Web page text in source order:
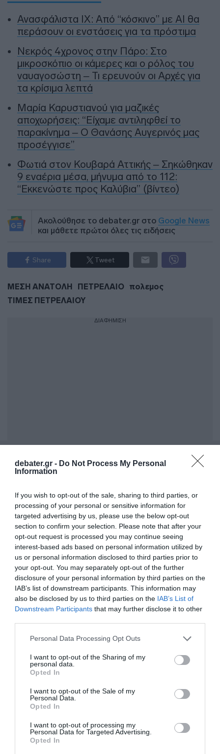
debater.gr - Do Not Process My Personal
Information
If you wish to opt-out of the sale, sharing to third parties, or
processing of your personal or sensitive information for
targeted advertising by us, please use the below opt-out
section to confirm your selection. Please note that after your
opt-out request is processed you may continue seeing
interest-based ads based on personal information utilized by
us or personal information disclosed to third parties prior to
your opt-out. You may separately opt-out of the further
disclosure of your personal information by third parties on the
IAB’s list of downstream participants. This information may
also be disclosed by us to third parties on the IAB’s List of
Downstream Participants that may further disclose it to other
Please note that this website/app uses one or more Google
not limited to your visit or usage behaviour. You may click to
grant or deny consent to Google and its third-party tags to
use your data for below specified purposes in below Google
consent section.
Personal Data Processing Opt Outs
I want to opt-out of the Sharing of my
personal data.
Opted In
I want to opt-out of the Sale of my
Personal Data.
Opted In
I want to opt-out of processing my
Personal Data for Targeted Advertising.
Opted In
Ανασφάλιστα ΙΧ: Από “κόσκινο” με AI θα
περάσουν οι ενστάσεις για τα πρόστιμα
Νεκρός 4χρονος στην Πάρο: Στο
μικροσκόπιο οι κάμερες και ο ρόλος του
ναυαγοσώστη – Τι ερευνούν οι Αρχές για
τα κρίσιμα λεπτά
Μαρία Καρυστιανού για μαζικές
αποχωρήσεις: “Είχαμε αντιληφθεί το
παρακίνημα – Ο Θανάσης Αυγερινός μας
προσέγγισε”
Φωτιά στον Κουβαρά Αττικής – Σηκώθηκαν
9 εναέρια μέσα, μήνυμα από το 112:
“Εκκενώστε προς Καλύβια” (βίντεο)
Ακολούθησε το debater.gr στο Google News
και μάθετε πρώτοι όλες τις ειδήσεις
Share Tweet
ΜΕΣΗ ΑΝΑΤΟΛΗ ΠΕΤΡΕΛΑΙΟ
πολεμος
ΤΙΜΕΣ ΠΕΤΡΕΛΑΙΟΥ
ΔΙΑΦΗΜΙΣΗ
ΣΧΟΛΙΑ